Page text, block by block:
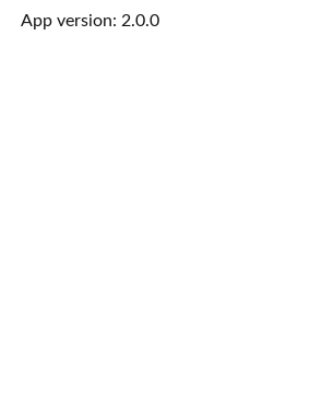
App version: 2.0.0